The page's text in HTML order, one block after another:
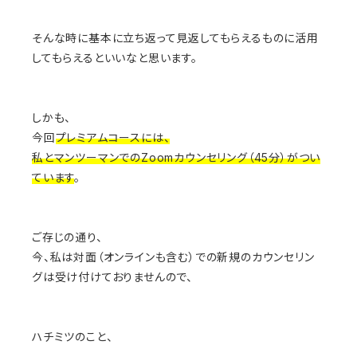
そんな時に基本に立ち返って見返してもらえるものに活用
してもらえるといいなと思います。
しかも、
今回プレミアムコースには、
私とマンツーマンでのZoomカウンセリング（45分）がつい
ています。
ご存じの通り、
今、私は対面（オンラインも含む）での新規のカウンセリン
グは受け付けておりませんので、
ハチミツのこと、